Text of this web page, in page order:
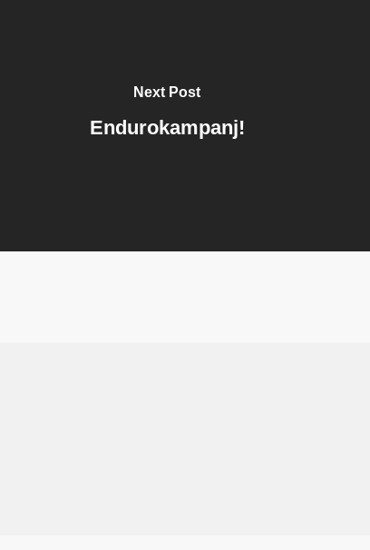
Next Post
Endurokampanj!